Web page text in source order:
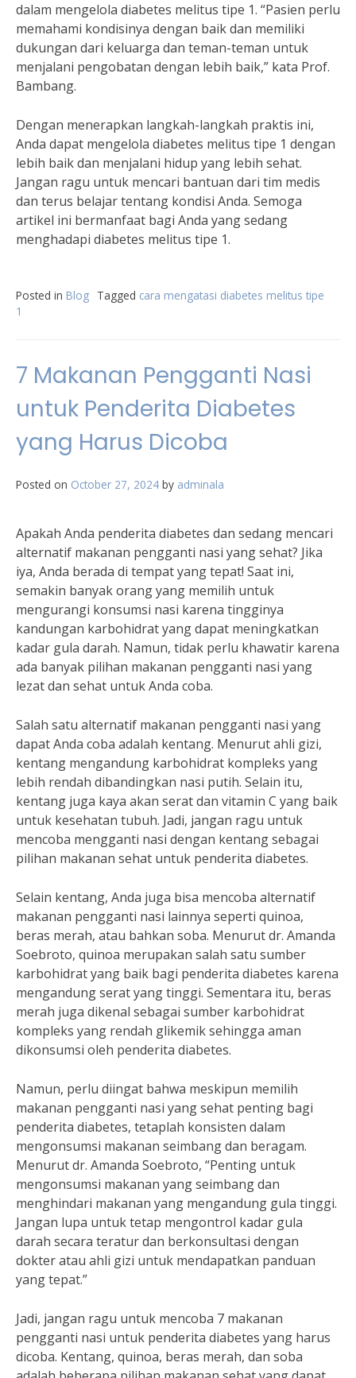
dalam mengelola diabetes melitus tipe 1. “Pasien perlu
memahami kondisinya dengan baik dan memiliki
dukungan dari keluarga dan teman-teman untuk
menjalani pengobatan dengan lebih baik,” kata Prof.
Bambang.
Dengan menerapkan langkah-langkah praktis ini,
Anda dapat mengelola diabetes melitus tipe 1 dengan
lebih baik dan menjalani hidup yang lebih sehat.
Jangan ragu untuk mencari bantuan dari tim medis
dan terus belajar tentang kondisi Anda. Semoga
artikel ini bermanfaat bagi Anda yang sedang
menghadapi diabetes melitus tipe 1.
Posted in Blog Tagged cara mengatasi diabetes melitus tipe
1
7 Makanan Pengganti Nasi
untuk Penderita Diabetes
yang Harus Dicoba
Posted on October 27, 2024 by adminala
Apakah Anda penderita diabetes dan sedang mencari
alternatif makanan pengganti nasi yang sehat? Jika
iya, Anda berada di tempat yang tepat! Saat ini,
semakin banyak orang yang memilih untuk
mengurangi konsumsi nasi karena tingginya
kandungan karbohidrat yang dapat meningkatkan
kadar gula darah. Namun, tidak perlu khawatir karena
ada banyak pilihan makanan pengganti nasi yang
lezat dan sehat untuk Anda coba.
Salah satu alternatif makanan pengganti nasi yang
dapat Anda coba adalah kentang. Menurut ahli gizi,
kentang mengandung karbohidrat kompleks yang
lebih rendah dibandingkan nasi putih. Selain itu,
kentang juga kaya akan serat dan vitamin C yang baik
untuk kesehatan tubuh. Jadi, jangan ragu untuk
mencoba mengganti nasi dengan kentang sebagai
pilihan makanan sehat untuk penderita diabetes.
Selain kentang, Anda juga bisa mencoba alternatif
makanan pengganti nasi lainnya seperti quinoa,
beras merah, atau bahkan soba. Menurut dr. Amanda
Soebroto, quinoa merupakan salah satu sumber
karbohidrat yang baik bagi penderita diabetes karena
mengandung serat yang tinggi. Sementara itu, beras
merah juga dikenal sebagai sumber karbohidrat
kompleks yang rendah glikemik sehingga aman
dikonsumsi oleh penderita diabetes.
Namun, perlu diingat bahwa meskipun memilih
makanan pengganti nasi yang sehat penting bagi
penderita diabetes, tetaplah konsisten dalam
mengonsumsi makanan seimbang dan beragam.
Menurut dr. Amanda Soebroto, “Penting untuk
mengonsumsi makanan yang seimbang dan
menghindari makanan yang mengandung gula tinggi.
Jangan lupa untuk tetap mengontrol kadar gula
darah secara teratur dan berkonsultasi dengan
dokter atau ahli gizi untuk mendapatkan panduan
yang tepat.”
Jadi, jangan ragu untuk mencoba 7 makanan
pengganti nasi untuk penderita diabetes yang harus
dicoba. Kentang, quinoa, beras merah, dan soba